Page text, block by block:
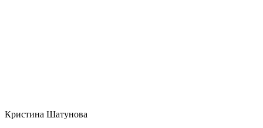
Кристина Шатунова